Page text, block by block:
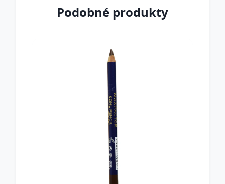
Podobné produkty